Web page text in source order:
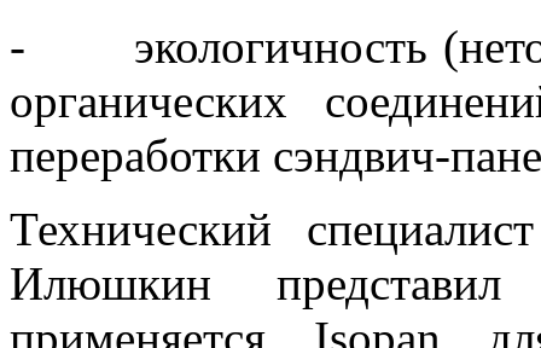
- экологичность
органических
переработки сэндвич-
Технический
Илюшкин
применяется Isopan